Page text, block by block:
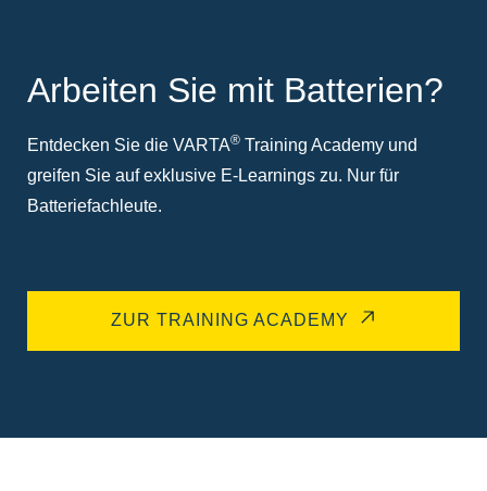
Arbeiten Sie mit Batterien?
Entdecken Sie die VARTA® Training Academy und
greifen Sie auf exklusive E-Learnings zu. Nur für
Batteriefachleute.
ZUR TRAINING ACADEMY